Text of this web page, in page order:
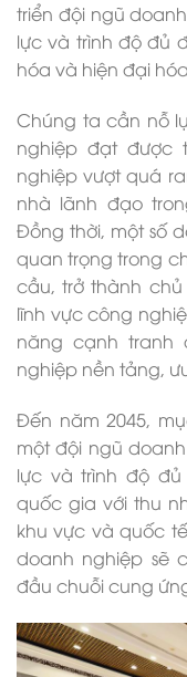
triển đội ngũ
lực và trình độ đủ
hóa và hiện đại
Chúng ta cần nỗ
nghiệp đạt được
nghiệp vượt quá
nhà lãnh đạo
Đồng thời, một số
quan trọng trong
cầu, trở thành
lĩnh vực công
năng cạnh tranh
nghiệp nền tảng,
Đến năm 2045,
một đội ngũ
lực và trình độ
quốc gia với thu
khu vực và quốc
doanh nghiệp sẽ
đầu chuỗi cung